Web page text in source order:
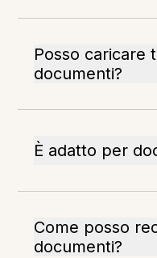
Posso caricare
documenti?
È adatto per
Come posso
documenti?